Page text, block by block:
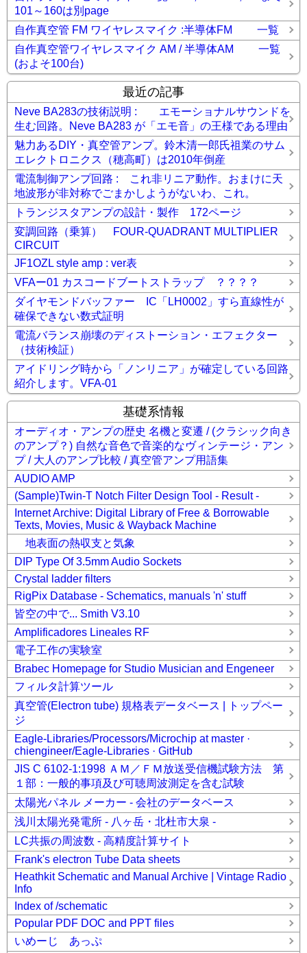
101～160は別page
自作真空管 FM ワイヤレスマイク :半導体FM 一覧
自作真空管ワイヤレスマイク AM / 半導体AM 一覧
(およそ100台)
最近の記事
Neve BA283の技術説明 : エモーショナルサウンドを
生む回路。Neve BA283 が「エモ音」の王様である理由
魅力あるDIY・真空管アンプ。鈴木清一郎氏祖業のサム
エレクトロニクス（穂高町）は2010年倒産
電流制御アンプ回路 : これ非リニア動作。おまけに天
地波形が非対称でごまかしようがないわ、これ。
トランジスタアンプの設計・製作 172ページ
変調回路（乗算） FOUR-QUADRANT MULTIPLIER
CIRCUIT
JF1OZL style amp : ver表
VFAー01 カスコードブートストラップ ？？？？
ダイヤモンドバッファー IC「LH0002」すら直線性が
確保できない数式証明
電流バランス崩壊のディストーション・エフェクター
（技術検証）
アイドリング時から「ノンリニア」が確定している回路
紹介します。VFA-01
基礎系情報
オーディオ・アンプの歴史 名機と変遷 / (クラシック向き
のアンプ？) 自然な音色で音楽的なヴィンテージ・アン
プ / 大人のアンプ比較 / 真空管アンプ用語集
AUDIO AMP
(Sample)Twin-T Notch Filter Design Tool - Result -
Internet Archive: Digital Library of Free & Borrowable
Texts, Movies, Music & Wayback Machine
地表面の熱収支と気象
DIP Type Of 3.5mm Audio Sockets
Crystal ladder filters
RigPix Database - Schematics, manuals 'n' stuff
皆空の中で... Smith V3.10
Amplificadores Lineales RF
電子工作の実験室
Brabec Homepage for Studio Musician and Engeneer
フィルタ計算ツール
真空管(Electron tube) 規格表データベース | トップペー
ジ
Eagle-Libraries/Processors/Microchip at master ·
chiengineer/Eagle-Libraries · GitHub
JIS C 6102-1:1998 ＡＭ／ＦＭ放送受信機試験方法 第
１部：一般的事項及び可聴周波測定を含む試験
太陽光パネル メーカー - 会社のデータベース
浅川太陽光発電所 - 八ヶ岳・北杜市大泉 -
LC共振の周波数 - 高精度計算サイト
Frank's electron Tube Data sheets
Heathkit Schematic and Manual Archive | Vintage Radio
Info
Index of /schematic
Popular PDF DOC and PPT files
いめーじ あっぷ